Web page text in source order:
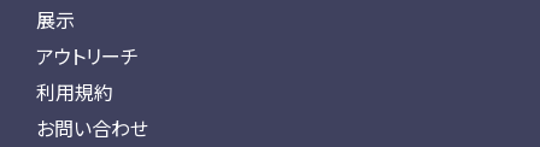
展示
アウトリーチ
利用規約
お問い合わせ